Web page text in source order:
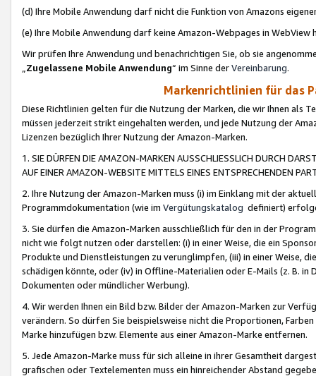
(d) Ihre Mobile Anwendung darf nicht die Funktion von Amazons
(e) Ihre Mobile Anwendung darf keine Amazon-Webpages in WebView
Wir prüfen Ihre Anwendung und benachrichtigen Sie, ob sie
„Zugelassene Mobile Anwendung“ im Sinne derVereinbarung.
Markenrichtlinien für das
Diese Richtlinien gelten für die Nutzung der Marken, die wir Ihnen als
müssen jederzeit strikt eingehalten werden, und jede Nutzung der
Lizenzen bezüglich Ihrer Nutzung der Amazon-Marken.
1. SIE DÜRFEN DIE AMAZON-MARKEN AUSSCHLIESSLICH DURCH
AUF EINER AMAZON-WEBSITE MITTELS EINES ENTSPRECHENDEN
2. Ihre Nutzung der Amazon-Marken muss (i) im Einklang mit der
Programmdokumentation (wie im Vergütungskatalog definiert)
3. Sie dürfen die Amazon-Marken ausschließlich für den in der
nicht wie folgt nutzen oder darstellen: (i) in einer Weise, die ein
Produkte und Dienstleistungen zu verunglimpfen, (iii) in einer Weise,
schädigen könnte, oder (iv) in Offline-Materialien oder E-Mails (z. B. in
Dokumenten oder mündlicher Werbung).
4. Wir werden Ihnen ein Bild bzw. Bilder der Amazon-Marken zur
verändern. So dürfen Sie beispielsweise nicht die Proportionen,
Marke hinzufügen bzw. Elemente aus einer Amazon-Marke entfernen.
5. Jede Amazon-Marke muss für sich alleine in ihrer Gesamtheit
grafischen oder Textelementen muss ein hinreichender Abstand